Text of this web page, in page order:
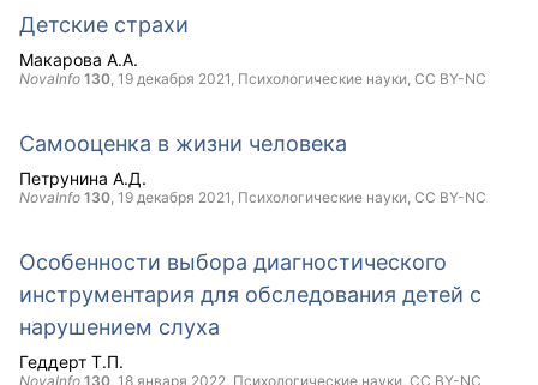
Детские страхи
Макарова А.А.
NovaInfo 130, 19 декабря 2021, Психологические науки, CC BY-NC
Самооценка в жизни человека
Петрунина А.Д.
NovaInfo 130, 19 декабря 2021, Психологические науки, CC BY-NC
Особенности выбора диагностического
инструментария для обследования детей с
нарушением слуха
Геддерт Т.П.
NovaInfo 130, 18 января 2022, Психологические науки, CC BY-NC